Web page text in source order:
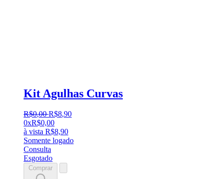
Kit Agulhas Curvas
R$0,00 R$8,90
0xR$0,00
à vista R$8,90
Somente logado
Consulta
Esgotado
Comprar